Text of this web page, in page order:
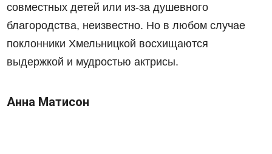
совместных детей или из-за душевного
благородства, неизвестно. Но в любом случае
поклонники Хмельницкой восхищаются
выдержкой и мудростью актрисы.
Анна Матисон